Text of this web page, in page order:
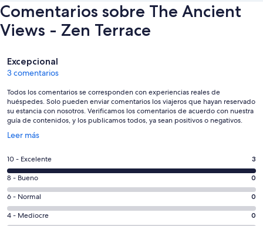
Comentarios sobre The Ancient
Views - Zen Terrace
Comentarios
Excepcional
3 comentarios
Todos los comentarios se corresponden con experiencias reales de
huéspedes. Solo pueden enviar comentarios los viajeros que hayan reservado
su estancia con nosotros. Verificamos los comentarios de acuerdo con nuestra
guía de contenidos, y los publicamos todos, ya sean positivos o negativos.
Leer más
Se
en
una
ventana
nueva
3
comentarios
de
un
total
de
10 - Excelente 3
0
comentarios
de
un
8 - Bueno 0
0
comentarios
de
6 - Normal 0
0
4 - Mediocre 0